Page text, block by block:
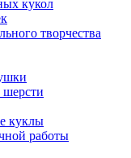
кукол
творчества
куклы
работы